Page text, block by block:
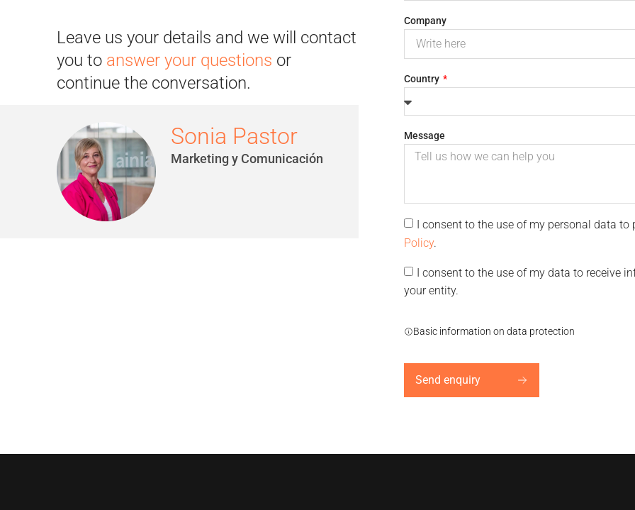
Leave us your details and we will contact
you to answer your questions or
continue the conversation.
Sonia Pastor
Marketing y Comunicación
Company
Country
Message
I consent to the use of my personal data
Policy.
I consent to the use of my data to receive
your entity.
Basic information on data protection
Send enquiry